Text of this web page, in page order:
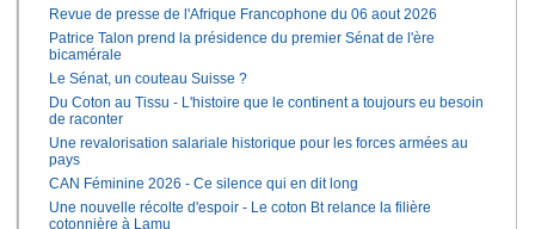
Revue de presse de l'Afrique Francophone du 06 aout 2026
Patrice Talon prend la présidence du premier Sénat de l'ère
bicamérale
Le Sénat, un couteau Suisse ?
Du Coton au Tissu - L'histoire que le continent a toujours eu besoin
de raconter
Une revalorisation salariale historique pour les forces armées au
pays
CAN Féminine 2026 - Ce silence qui en dit long
Une nouvelle récolte d'espoir - Le coton Bt relance la filière
cotonnière à Lamu